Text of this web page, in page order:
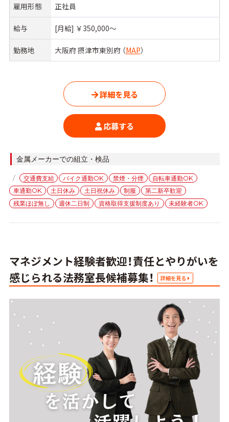
雇用形態 正社員
給与 [月給] ￥350,000〜
勤務地 大阪府 摂津市東別府 （MAP）
詳細を見る
応募する
ゴ
リ
ー
金属メーカーでの組立・検品
タ
グ
交通費支給 バイク通勤OK 禁煙・分煙
自転車通勤OK
車通勤OK
土日休み 土日祝休み 制服
第二新卒歓迎
残業ほぼ無し
週休二日制 資格取得支援制度あり 未経験者OK
マネジメント経験者歓迎！責任とやりがいを
感じられる法務室長候補募集！
詳細を見る